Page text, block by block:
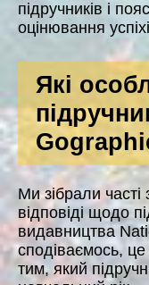
підручників і
оцінювання
Які
Ми зібрали часті
відповіді щодо
видавництва
сподіваємось,
тим, який